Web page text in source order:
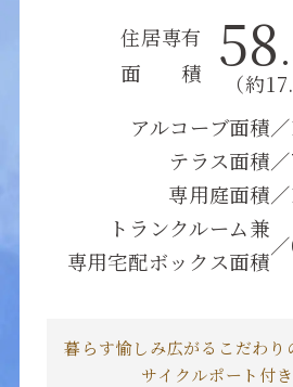
住居専有
面 積
58
（約
アルコーブ面積／
テラス面積／
専用庭面積／
トランクルーム兼
専用宅配ボックス面積
／
暮らす愉しみ広がるこだわり
サイクルポート付